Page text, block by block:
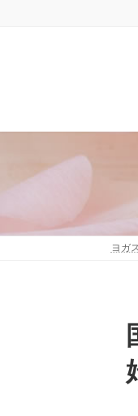
ヨガ
国産大豆